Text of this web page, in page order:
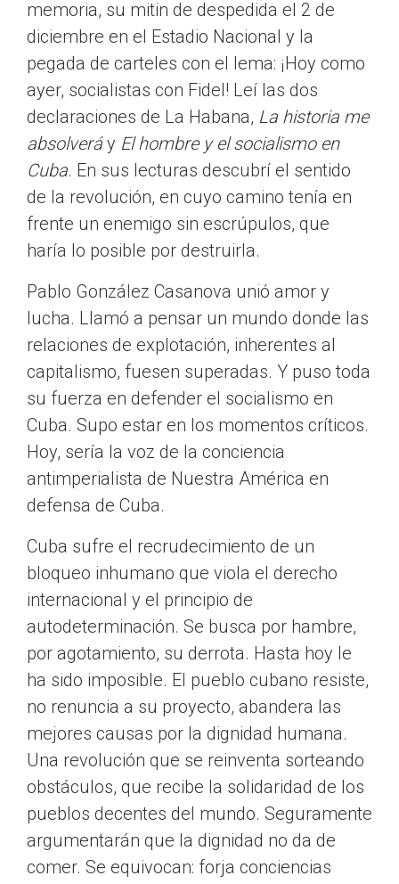
memoria, su mitin de despedida el 2 de
diciembre en el Estadio Nacional y la
pegada de carteles con el lema: ¡Hoy como
ayer, socialistas con Fidel! Leí las dos
declaraciones de La Habana, La historia me
absolveráy El hombre y el socialismo en
Cuba. En sus lecturas descubrí el sentido
de la revolución, en cuyo camino tenía en
frente un enemigo sin escrúpulos, que
haría lo posible por destruirla.
Pablo González Casanova unió amor y
lucha. Llamó a pensar un mundo donde las
relaciones de explotación, inherentes al
capitalismo, fuesen superadas. Y puso toda
su fuerza en defender el socialismo en
Cuba. Supo estar en los momentos críticos.
Hoy, sería la voz de la conciencia
antimperialista de Nuestra América en
defensa de Cuba.
Cuba sufre el recrudecimiento de un
bloqueo inhumano que viola el derecho
internacional y el principio de
autodeterminación. Se busca por hambre,
por agotamiento, su derrota. Hasta hoy le
ha sido imposible. El pueblo cubano resiste,
no renuncia a su proyecto, abandera las
mejores causas por la dignidad humana.
Una revolución que se reinventa sorteando
obstáculos, que recibe la solidaridad de los
pueblos decentes del mundo. Seguramente
argumentarán que la dignidad no da de
comer. Se equivocan: forja conciencias